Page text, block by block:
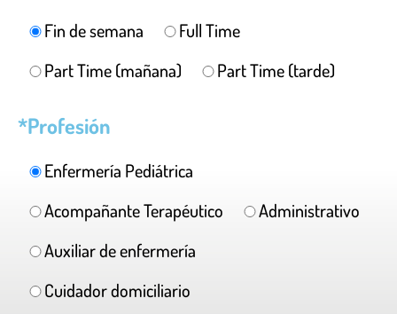
Fin de semana
Full Time
Part Time (mañana)
Part Time (tarde)
*Profesión
Enfermería Pediátrica
Acompañante Terapéutico
Administrativo
Auxiliar de enfermería
Cuidador domiciliario